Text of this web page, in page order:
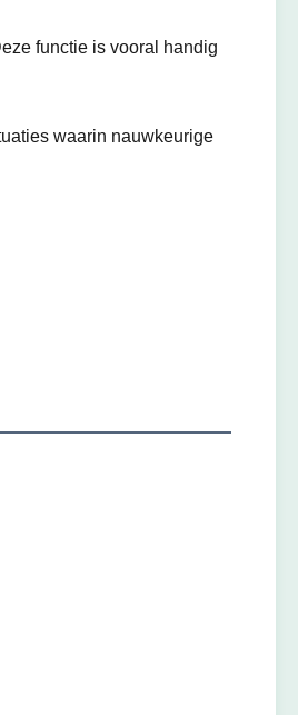
functie is vooral handig
waarin nauwkeurige